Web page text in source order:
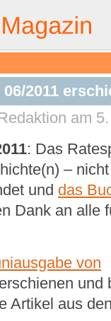
2011
am
: Das
–
und das
Dank an alle
von
erschienen und
Artikel aus